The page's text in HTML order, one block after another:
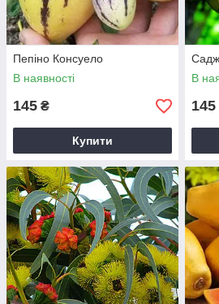
Пепіно Консуело
В наявності
145 ₴
Купити
В
145